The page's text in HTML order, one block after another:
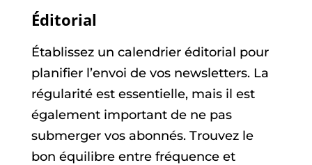
Éditorial
Établissez un calendrier éditorial pour
planifier l’envoi de vos newsletters. La
régularité est essentielle, mais il est
également important de ne pas
submerger vos abonnés. Trouvez le
bon équilibre entre fréquence et